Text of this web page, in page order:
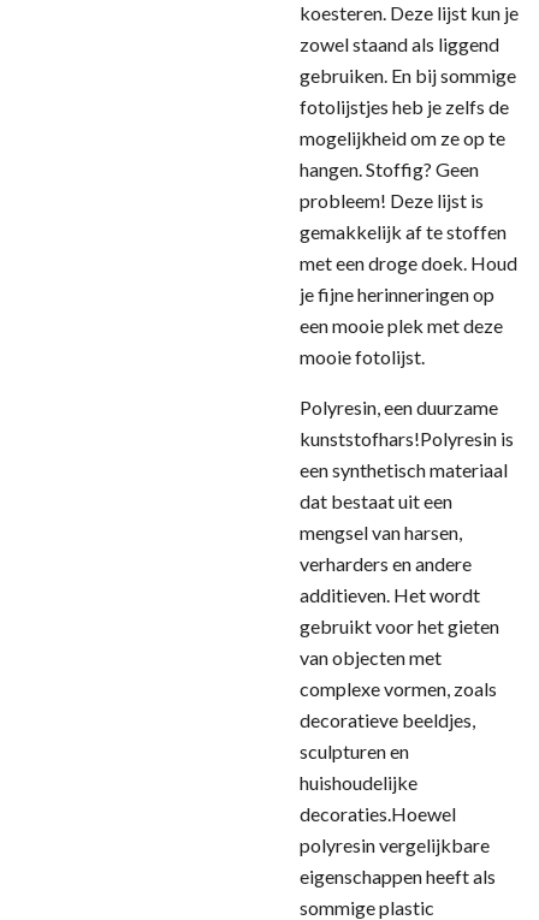
koesteren. Deze lijst kun je
zowel staand als liggend
gebruiken. En bij sommige
fotolijstjes heb je zelfs de
mogelijkheid om ze op te
hangen. Stoffig? Geen
probleem! Deze lijst is
gemakkelijk af te stoffen
met een droge doek. Houd
je fijne herinneringen op
een mooie plek met deze
mooie fotolijst.
Polyresin, een duurzame
kunststofhars!Polyresin is
een synthetisch materiaal
dat bestaat uit een
mengsel van harsen,
verharders en andere
additieven. Het wordt
gebruikt voor het gieten
van objecten met
complexe vormen, zoals
decoratieve beeldjes,
sculpturen en
huishoudelijke
decoraties.Hoewel
polyresin vergelijkbare
eigenschappen heeft als
sommige plastic